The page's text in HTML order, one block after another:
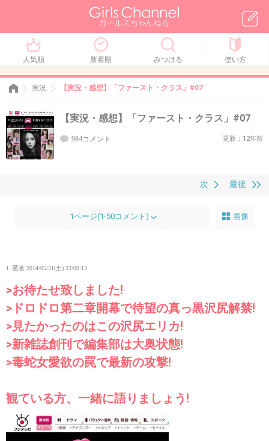
人気順 新着順 みつける 使い方
実況 【実況・感想】「ファースト・クラス」#07
【実況・感想】「ファースト・クラス」#07
984コメント 更新：12年前
最後
次
1ページ(1-50コメント) 画像
1. 匿名 2014/05/31(土) 23:09:13
>お待たせ致しました!
>ドロドロ第二章開幕で待望の真っ黒沢尻解禁!
>見たかったのはこの沢尻エリカ!
>新雑誌創刊で編集部は大奥状態!
>毒蛇女愛欲の罠で最新の攻撃!
観ている方、一緒に語りましょう!